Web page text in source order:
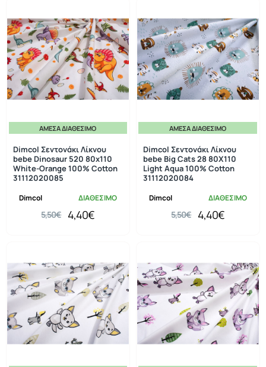
ΆΜΕΣΑ ΔΙΑΘΈΣΙΜΟ
Dimcol ΔΙΑΘΕΣΙΜΟ
Dimcol Σεντονάκι Λίκνου
bebe Dinosaur 520 80x110
White-Orange 100% Cotton
31112020085
4,40€
5,50€
ΆΜΕΣΑ ΔΙΑΘΈΣΙΜΟ
Dimcol ΔΙΑΘΕΣΙΜΟ
Dimcol Σεντονάκι Λίκνου
bebe Big Cats 28 80X110
Light Aqua 100% Cotton
31112020084
4,40€
5,50€